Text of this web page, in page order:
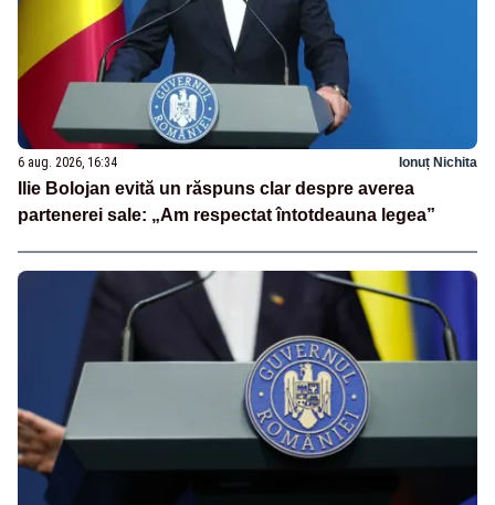
6 aug. 2026, 16:34 Ionuț Nichita
Ilie Bolojan evită un răspuns clar despre averea
partenerei sale: „Am respectat întotdeauna legea”